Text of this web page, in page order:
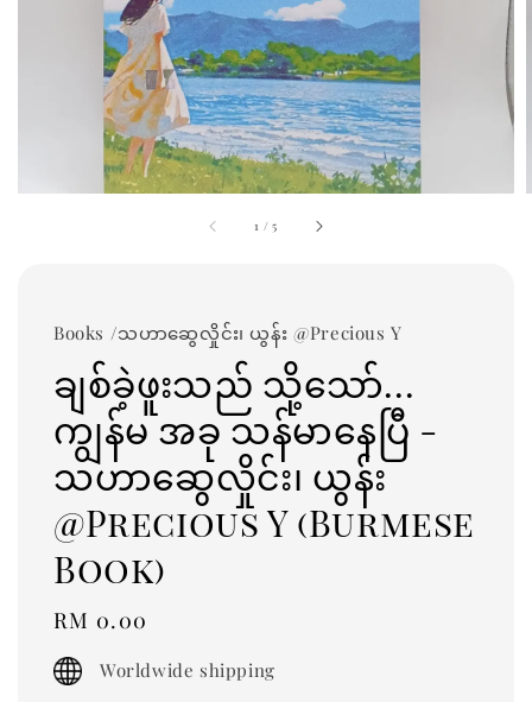
1 /5
Books /သဟာဆွေလှိုင်း၊ ယွန်း @Precious Y
ချစ်ခဲ့ဖူးသည် သို့သော်...
ကျွန်မ အခု သန်မာနေပြီ -
သဟာဆွေလှိုင်း၊ ယွန်း
@Precious Y (Burmese
Book)
Regular
price
RM 0.00
Worldwide shipping